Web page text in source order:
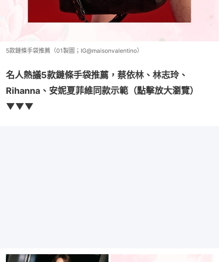
5款鏈條手袋推薦（01製圖；IG@maisonvalentino）
名人熱議5款鏈條手袋推薦，蔡依林、林志玲、
Rihanna、安妮夏菲維同款示範（點擊放大瀏覽）
▼▼▼